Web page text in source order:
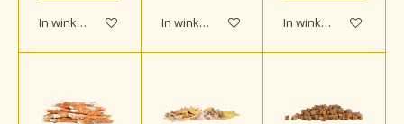
In winkelwagen In winkelwagen In winkelwagen